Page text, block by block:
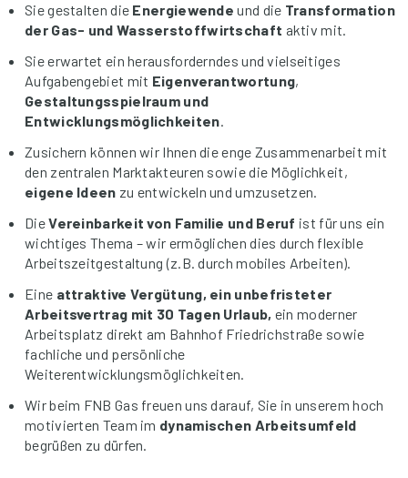
Sie gestalten die Energiewende und die Transformation
der Gas- und Wasserstoffwirtschaft aktiv mit.
Sie erwartet ein herausforderndes und vielseitiges
Aufgabengebiet mit Eigenverantwortung,
Gestaltungsspielraum und
Entwicklungsmöglichkeiten.
Zusichern können wir Ihnen die enge Zusammenarbeit mit
den zentralen Marktakteuren sowie die Möglichkeit,
eigene Ideen zu entwickeln und umzusetzen.
DieVereinbarkeit von Familie und Beruf ist für uns ein
wichtiges Thema – wir ermöglichen dies durch flexible
Arbeitszeitgestaltung (z.B. durch mobiles Arbeiten).
Eine attraktive Vergütung, ein unbefristeter
Arbeitsvertrag mit 30 Tagen Urlaub, ein moderner
Arbeitsplatz direkt am Bahnhof Friedrichstraße sowie
fachliche und persönliche
Weiterentwicklungsmöglichkeiten.
Wir beim FNB Gas freuen uns darauf, Sie in unserem hoch
motivierten Team im dynamischen Arbeitsumfeld
begrüßen zu dürfen.